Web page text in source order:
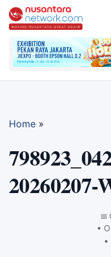
Home »
20260207-
📅
•
•